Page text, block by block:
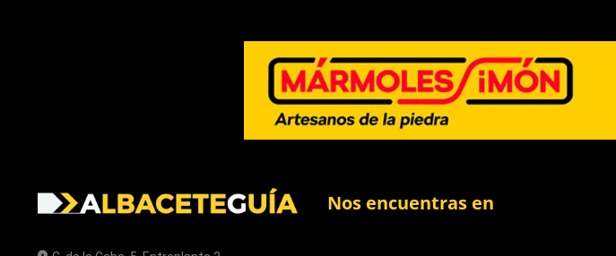
Nos encuentras en